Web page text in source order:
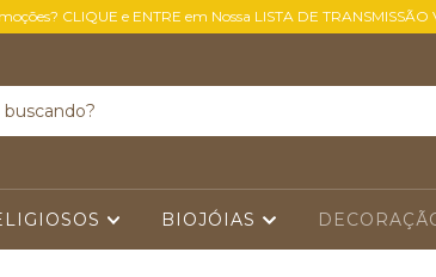
CLIQUE e ENTRE em Nossa LISTA DE
BIOJÓIAS